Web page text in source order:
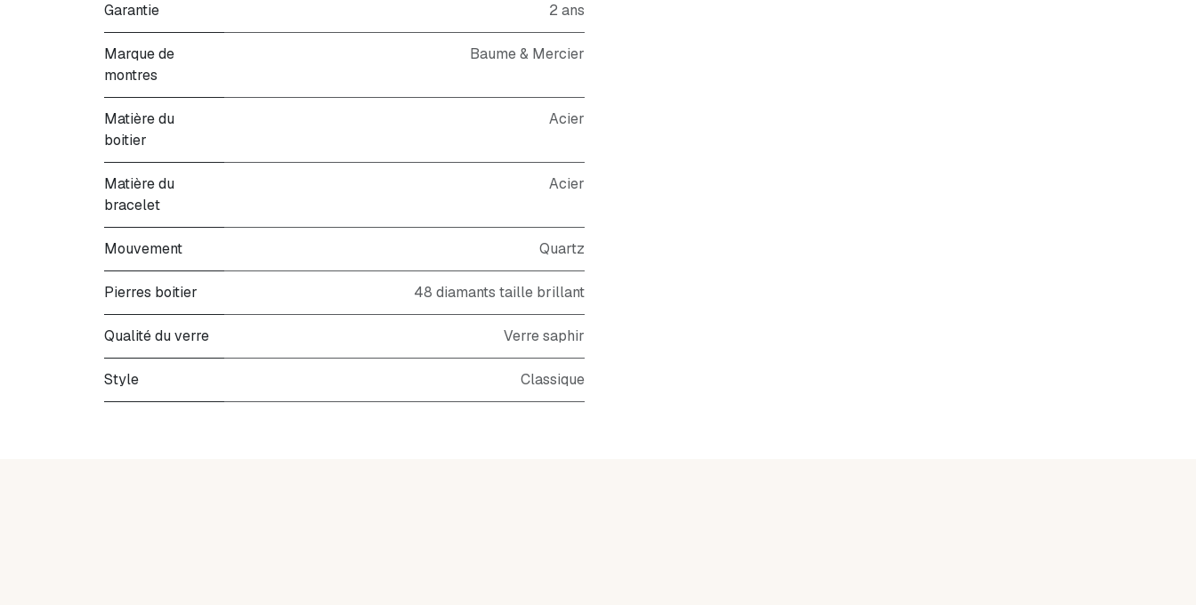
Garantie 2 ans
Marque de
montres
Baume & Mercier
Matière du
boitier
Acier
Matière du
bracelet
Acier
Mouvement Quartz
Pierres boitier 48 diamants taille brillant
Qualité du verre Verre saphir
Style Classique